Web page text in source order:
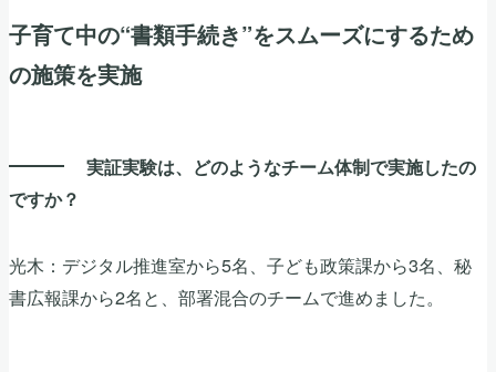
子育て中の“書類手続き”をスムーズにするため
の施策を実施
実証実験は、どのようなチーム体制で実施したの
ですか？
光木：デジタル推進室から5名、子ども政策課から3名、秘
書広報課から2名と、部署混合のチームで進めました。